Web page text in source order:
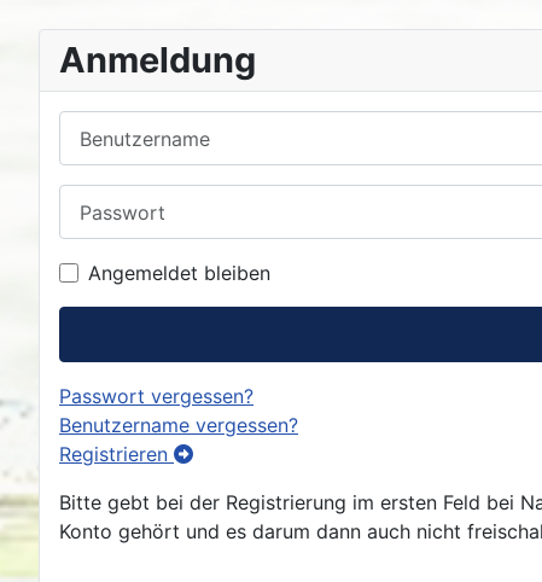
Anmeldung
Angemeldet bleiben
Passwort vergessen?
Benutzername vergessen?
Registrieren
Bitte gebt bei der Registrierung im ersten Feld bei
Konto gehört und es darum dann auch nicht